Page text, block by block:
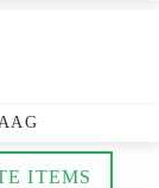
ITEMS